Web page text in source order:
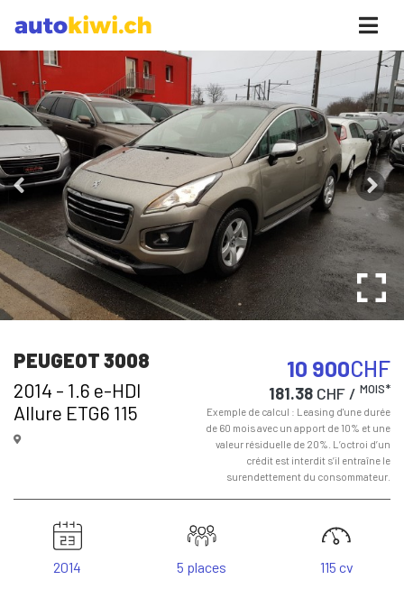
PEUGEOT 3008
2014 - 1.6 e-HDI
Allure ETG6 115
10 900CHF
181.38 CHF / MOIS*
Exemple de calcul : Leasing d'une durée
de 60 mois avec un apport de 10% et une
valeur résiduelle de 20%. L’octroi d’un
crédit est interdit s’il entraîne le
surendettement du consommateur.
2014 5 places 115 cv